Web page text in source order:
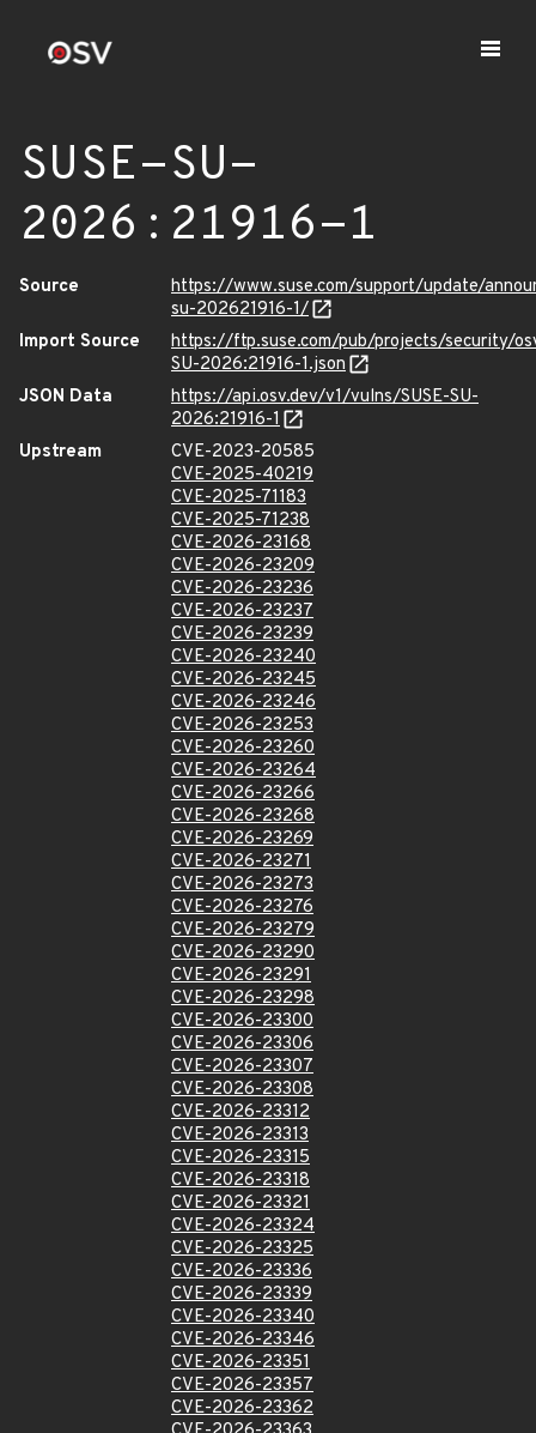
SUSE-SU-
2026:21916-1
Source
https://www.suse.com/support/update/
su-202621916-1/
Import Source
https://ftp.suse.com/pub/projects/security/
SU-2026:21916-1.json
JSON Data
https://api.osv.dev/v1/vulns/SUSE-SU-
2026:21916-1
Upstream
CVE-2023-20585
CVE-2025-40219
CVE-2025-71183
CVE-2025-71238
CVE-2026-23168
CVE-2026-23209
CVE-2026-23236
CVE-2026-23237
CVE-2026-23239
CVE-2026-23240
CVE-2026-23245
CVE-2026-23246
CVE-2026-23253
CVE-2026-23260
CVE-2026-23264
CVE-2026-23266
CVE-2026-23268
CVE-2026-23269
CVE-2026-23271
CVE-2026-23273
CVE-2026-23276
CVE-2026-23279
CVE-2026-23290
CVE-2026-23291
CVE-2026-23298
CVE-2026-23300
CVE-2026-23306
CVE-2026-23307
CVE-2026-23308
CVE-2026-23312
CVE-2026-23313
CVE-2026-23315
CVE-2026-23318
CVE-2026-23321
CVE-2026-23324
CVE-2026-23325
CVE-2026-23336
CVE-2026-23339
CVE-2026-23340
CVE-2026-23346
CVE-2026-23351
CVE-2026-23357
CVE-2026-23362